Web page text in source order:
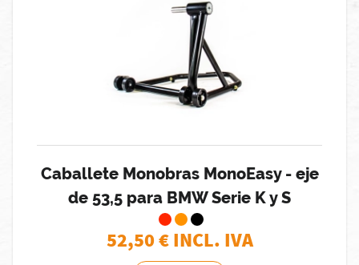
Caballete Monobras MonoEasy - eje
de 53,5 para BMW Serie K y S
52,50€ INCL. IVA